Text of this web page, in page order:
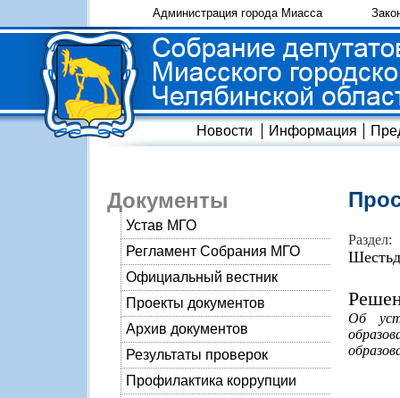
Администрация города Миасса
Новости Информация
Документы
Устав МГО
Регламент Собрания МГО
Официальный вестник
Проекты документов
Архив документов
Результаты проверок
Профилактика коррупции
Раздел:
Об